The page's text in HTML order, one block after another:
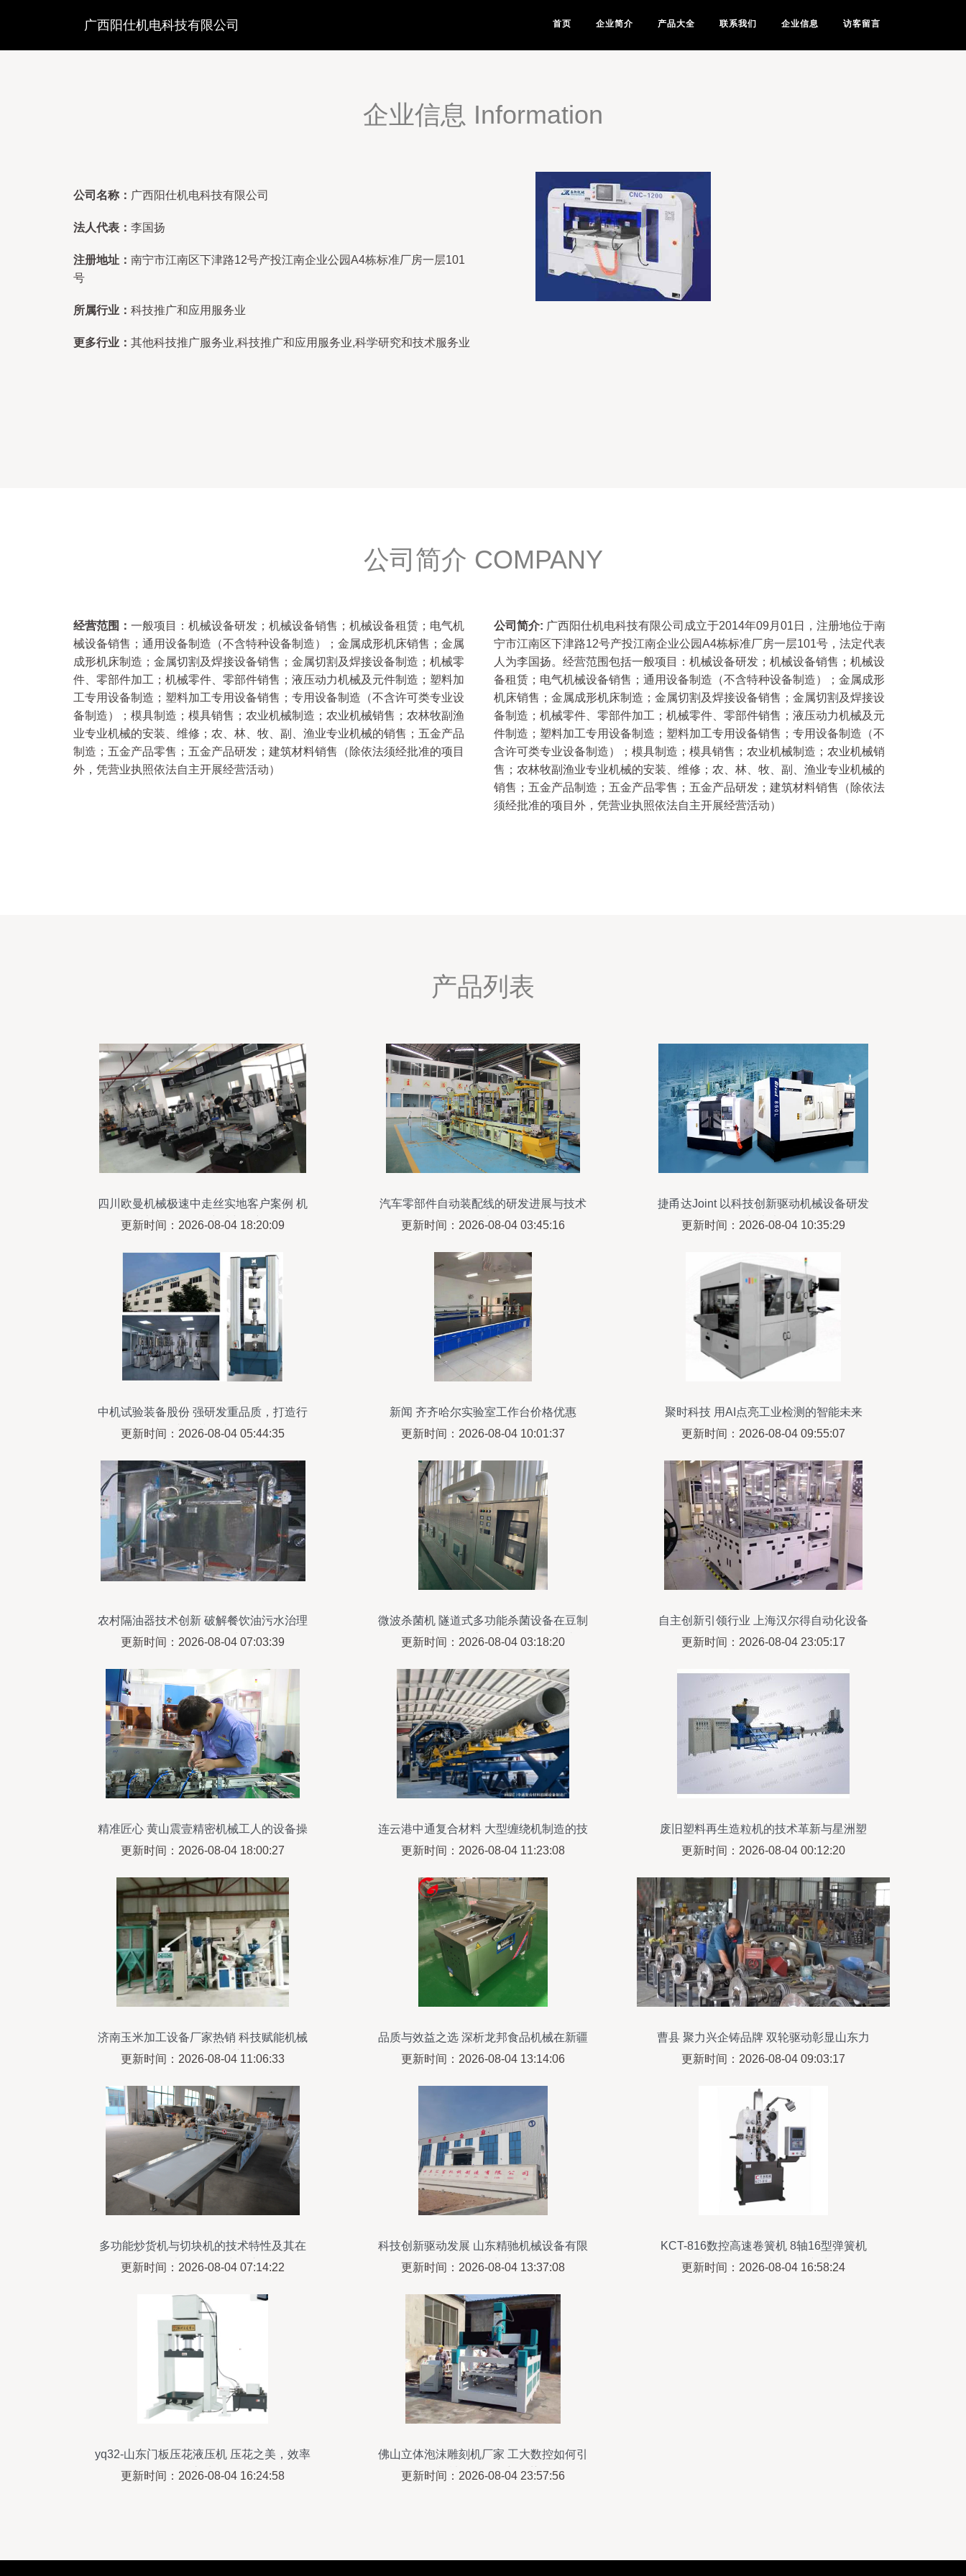
广西阳仕机电科技有限公司 首页 企业简介 产品大全 联系我们 企业信息 访客留言
企业信息 Information
公司名称： 广西阳仕机电科技有限公司
法人代表： 李国扬
注册地址： 南宁市江南区下津路12号产投江南企业公园A4栋标准厂房一层101
号
所属行业： 科技推广和应用服务业
更多行业： 其他科技推广服务业,科技推广和应用服务业,科学研究和技术服务业
公司简介 COMPANY
经营范围： 一般项目：机械设备研发；机械设备销售；机械设备租赁；电气机
械设备销售；通用设备制造（不含特种设备制造）；金属成形机床销售；金属
成形机床制造；金属切割及焊接设备销售；金属切割及焊接设备制造；机械零
件、零部件加工；机械零件、零部件销售；液压动力机械及元件制造；塑料加
工专用设备制造；塑料加工专用设备销售；专用设备制造（不含许可类专业设
备制造）；模具制造；模具销售；农业机械制造；农业机械销售；农林牧副渔
业专业机械的安装、维修；农、林、牧、副、渔业专业机械的销售；五金产品
制造；五金产品零售；五金产品研发；建筑材料销售（除依法须经批准的项目
外，凭营业执照依法自主开展经营活动）
公司简介: 广西阳仕机电科技有限公司成立于2014年09月01日，注册地位于南
宁市江南区下津路12号产投江南企业公园A4栋标准厂房一层101号，法定代表
人为李国扬。经营范围包括一般项目：机械设备研发；机械设备销售；机械设
备租赁；电气机械设备销售；通用设备制造（不含特种设备制造）；金属成形
机床销售；金属成形机床制造；金属切割及焊接设备销售；金属切割及焊接设
备制造；机械零件、零部件加工；机械零件、零部件销售；液压动力机械及元
件制造；塑料加工专用设备制造；塑料加工专用设备销售；专用设备制造（不
含许可类专业设备制造）；模具制造；模具销售；农业机械制造；农业机械销
售；农林牧副渔业专业机械的安装、维修；农、林、牧、副、渔业专业机械的
销售；五金产品制造；五金产品零售；五金产品研发；建筑材料销售（除依法
须经批准的项目外，凭营业执照依法自主开展经营活动）
产品列表
四川欧曼机械极速中走丝实地客户案例 机
械设备研发的突破与创新
更新时间：2026-08-04 18:20:09
汽车零部件自动装配线的研发进展与技术
要点
更新时间：2026-08-04 03:45:16
捷甬达Joint 以科技创新驱动机械设备研发
新未来
更新时间：2026-08-04 10:35:29
中机试验装备股份 强研发重品质，打造行
业示范样本
更新时间：2026-08-04 05:44:35
新闻 齐齐哈尔实验室工作台价格优惠
更新时间：2026-08-04 10:01:37
聚时科技 用AI点亮工业检测的智能未来
更新时间：2026-08-04 09:55:07
农村隔油器技术创新 破解餐饮油污水治理
难题的设备研发突破
更新时间：2026-08-04 07:03:39
微波杀菌机 隧道式多功能杀菌设备在豆制
品加工中的创新应用与机械研发突破
更新时间：2026-08-04 03:18:20
自主创新引领行业 上海汉尔得自动化设备
的研发实力解析
更新时间：2026-08-04 23:05:17
精准匠心 黄山震壹精密机械工人的设备操
控与研发探索
更新时间：2026-08-04 18:00:27
连云港中通复合材料 大型缠绕机制造的技
术领航者
更新时间：2026-08-04 11:23:08
废旧塑料再生造粒机的技术革新与星洲塑
料机械的行业贡献
更新时间：2026-08-04 00:12:20
济南玉米加工设备厂家热销 科技赋能机械
设备研发新趋势
更新时间：2026-08-04 11:06:33
品质与效益之选 深析龙邦食品机械在新疆
豆制品市场的价值
更新时间：2026-08-04 13:14:06
曹县 聚力兴企铸品牌 双轮驱动彰显山东力
量——机械设备研发的创新之路
更新时间：2026-08-04 09:03:17
多功能炒货机与切块机的技术特性及其在
食品机械设备研发中的应用
更新时间：2026-08-04 07:14:22
科技创新驱动发展 山东精驰机械设备有限
公司研发与地址介绍
更新时间：2026-08-04 13:37:08
KCT-816数控高速卷簧机 8轴16型弹簧机
天津研发的金属成型设备新突破
更新时间：2026-08-04 16:58:24
yq32-山东门板压花液压机 压花之美，效率
之选
更新时间：2026-08-04 16:24:58
佛山立体泡沫雕刻机厂家 工大数控如何引
领机械设备研发新趋势
更新时间：2026-08-04 23:57:56